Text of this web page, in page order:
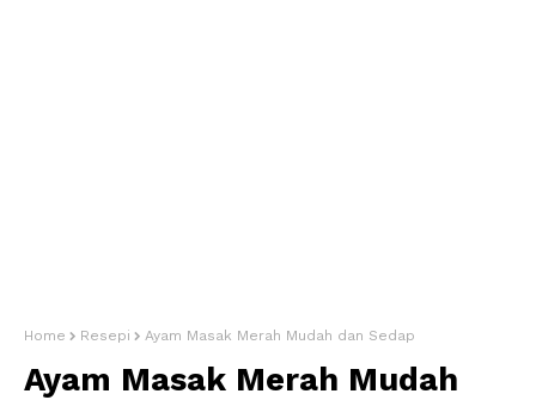
Home Resepi Ayam Masak Merah Mudah dan Sedap
Ayam Masak Merah Mudah